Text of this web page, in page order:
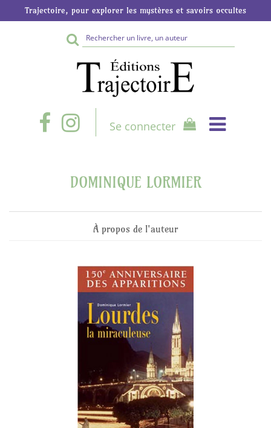
Trajectoire, pour explorer les mystères et savoirs occultes
Rechercher
sur
le
site
Se connecter
DOMINIQUE LORMIER
À propos de l'auteur